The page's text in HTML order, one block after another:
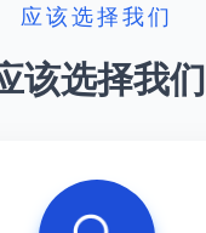
应该选择我们
该选择我们